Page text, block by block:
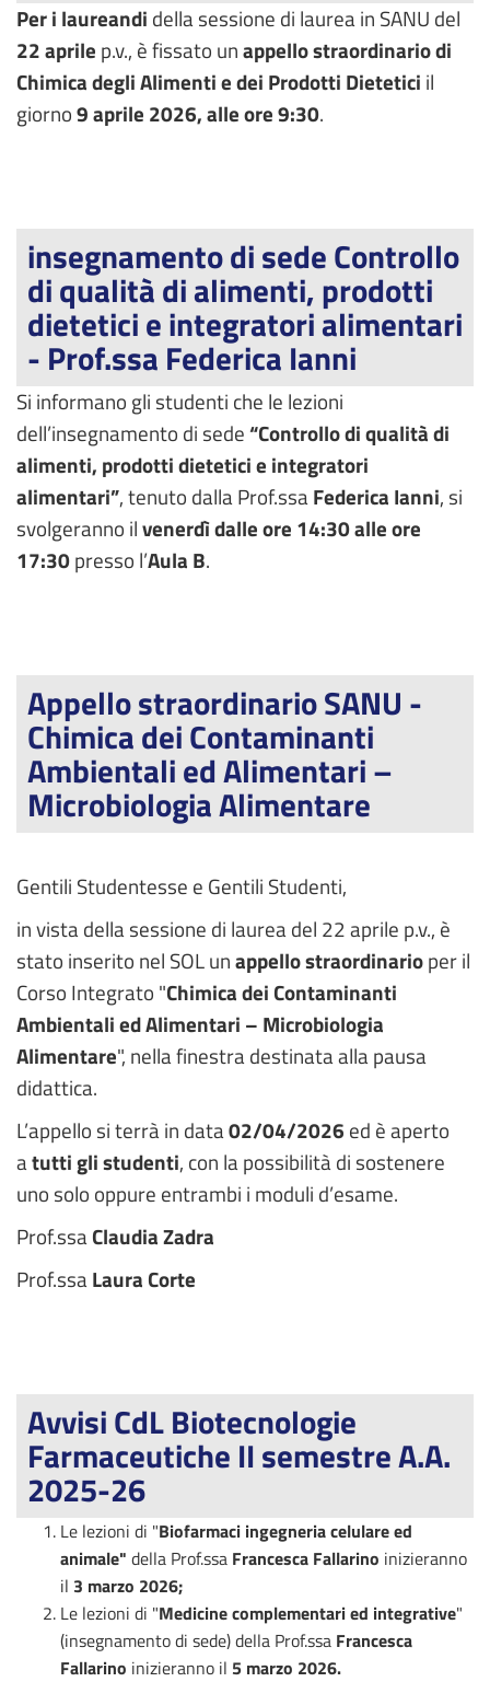
Per i laureandi della sessione di laurea in SANU del
22 aprile p.v., è fissato unappello straordinario di
Chimica degli Alimenti e dei Prodotti Dietetici il
giorno9 aprile 2026, alle ore 9:30.
insegnamento di sede Controllo
di qualità di alimenti, prodotti
dietetici e integratori alimentari
- Prof.ssa Federica Ianni
Si informano gli studenti che le lezioni
dell’insegnamento di sede“Controllo di qualità di
alimenti, prodotti dietetici e integratori
alimentari”, tenuto dalla Prof.ssaFederica Ianni, si
svolgeranno ilvenerdì dalle ore 14:30 alle ore
17:30presso l’Aula B.
Appello straordinario SANU -
Chimica dei Contaminanti
Ambientali ed Alimentari –
Microbiologia Alimentare
Gentili Studentesse e Gentili Studenti,
in vista della sessione di laurea del 22 aprile p.v., è
stato inserito nel SOL unappello straordinarioper il
Corso Integrato "Chimica dei Contaminanti
Ambientali ed Alimentari – Microbiologia
Alimentare", nella finestra destinata alla pausa
didattica.
L’appello si terrà in data02/04/2026 ed è aperto
atutti gli studenti, con la possibilità di sostenere
uno solo oppure entrambi i moduli d’esame.
Prof.ssaClaudia Zadra
Prof.ssaLaura Corte
Avvisi CdL Biotecnologie
Farmaceutiche II semestre A.A.
2025-26
Le lezioni di "Biofarmaci ingegneria celulare ed
animale" della Prof.ssa Francesca Fallarino inizieranno
il 3 marzo 2026;
Le lezioni di "Medicine complementari ed integrative"
(insegnamento di sede)della Prof.ssa Francesca
Fallarino inizieranno il 5 marzo 2026.